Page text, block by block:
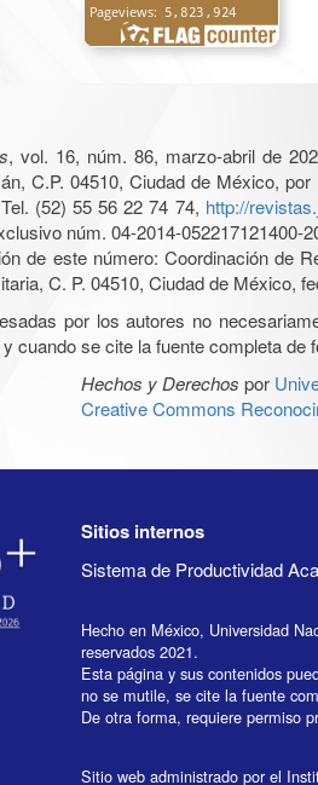
, vol. 16, núm. 86, marzo-abril de
C.P. 04510, Ciudad de México,
(52) 55 56 22 74 74, http://
núm. 04-2014-052217121400-
de este número: Coordinación de
C. P. 04510, Ciudad de México,
por los autores no
cuando se cite la fuente completa
Hechos y Derechos por
Creative Commons
Sitios internos
Sistema de Productividad
Hecho en México, Universidad
reservados 2021.
Esta página y sus contenidos
no se mutile, se cite la fuente
De otra forma, requiere permiso
Sitio web administrado por el